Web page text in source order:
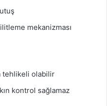
mekanizması
tehlikeli olabilir
kontrol sağlamaz